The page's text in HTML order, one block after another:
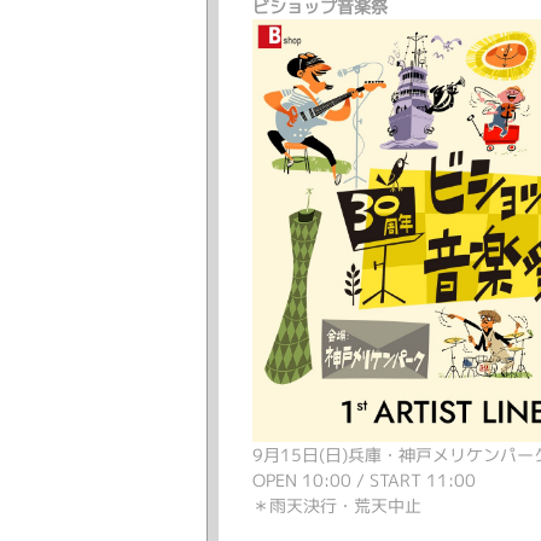
ビショップ音楽祭
9月15日(日)兵庫・神戸メリケンパー
OPEN 10:00 / START 11:00
＊雨天決行・荒天中止